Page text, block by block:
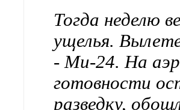
Тогда неделю
ущелья.
- Ми-24. На
готовности
разведку,